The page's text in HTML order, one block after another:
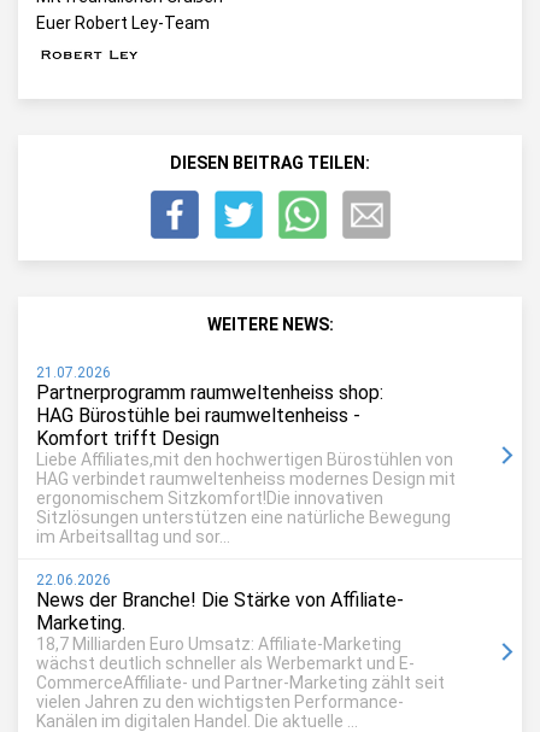
Euer Robert Ley-Team
DIESEN BEITRAG TEILEN:
WEITERE NEWS:
21.07.2026
Partnerprogramm raumweltenheiss shop:
HAG Bürostühle bei raumweltenheiss -
Komfort trifft Design
Liebe Affiliates,mit den hochwertigen Bürostühlen von
HAG verbindet raumweltenheiss modernes Design mit
ergonomischem Sitzkomfort!Die innovativen
Sitzlösungen unterstützen eine natürliche Bewegung
im Arbeitsalltag und sor...
22.06.2026
News der Branche! Die Stärke von Affiliate-
Marketing.
18,7 Milliarden Euro Umsatz: Affiliate-Marketing
wächst deutlich schneller als Werbemarkt und E-
CommerceAffiliate- und Partner-Marketing zählt seit
vielen Jahren zu den wichtigsten Performance-
Kanälen im digitalen Handel. Die aktuelle ...